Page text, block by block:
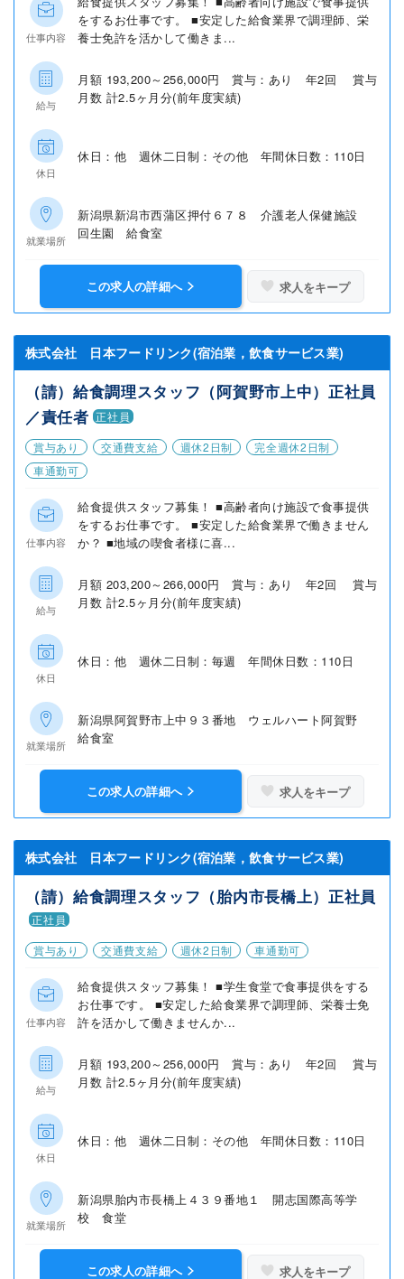
仕事内容
をするお仕事です。 ■安定した給食業界で調理師、栄
養士免許を活かして働きま...
給与
月額 193,200～256,000円 賞与：あり 年2回 賞与
月数 計2.5ヶ月分(前年度実績)
休日
休日：他 週休二日制：その他 年間休日数：110日
就業場所
新潟県新潟市西蒲区押付６７８ 介護老人保健施設
回生園 給食室
この求人の詳細へ 求人をキープ
株式会社 日本フードリンク(宿泊業，飲食サービス業)
（請）給食調理スタッフ（阿賀野市上中）正社員
／責任者 正社員
賞与あり
交通費支給 週休2日制
完全週休2日制
車通勤可
仕事内容
給食提供スタッフ募集！ ■高齢者向け施設で食事提供
をするお仕事です。 ■安定した給食業界で働きません
か？ ■地域の喫食者様に喜...
給与
月額 203,200～266,000円 賞与：あり 年2回 賞与
月数 計2.5ヶ月分(前年度実績)
休日
休日：他 週休二日制：毎週 年間休日数：110日
就業場所
新潟県阿賀野市上中９３番地 ウェルハート阿賀野
給食室
この求人の詳細へ 求人をキープ
株式会社 日本フードリンク(宿泊業，飲食サービス業)
（請）給食調理スタッフ（胎内市長橋上）正社員
正社員
賞与あり
交通費支給 週休2日制 車通勤可
仕事内容
給食提供スタッフ募集！ ■学生食堂で食事提供をする
お仕事です。 ■安定した給食業界で調理師、栄養士免
許を活かして働きませんか...
給与
月額 193,200～256,000円 賞与：あり 年2回 賞与
月数 計2.5ヶ月分(前年度実績)
休日
休日：他 週休二日制：その他 年間休日数：110日
就業場所
新潟県胎内市長橋上４３９番地１ 開志国際高等学
校 食堂
この求人の詳細へ 求人をキープ